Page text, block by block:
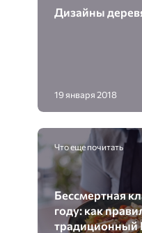
Дизайны
19 января 2018
Что еще почитать
Бессмертная
году: как
традиционный